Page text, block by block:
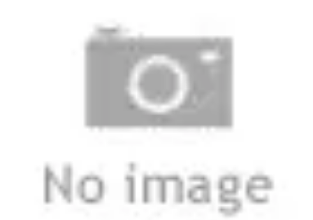
Coltivazione Sostenibile
Piante Aromatiche
Coltivazione Giardinaggio Sostenibile